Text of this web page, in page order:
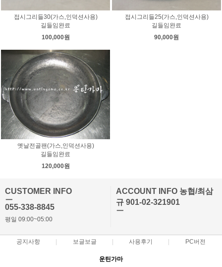
접시그리들30(가스,인덕션사용)
길들임완료
100,000원
접시그리들25(가스,인덕션사용)
길들임완료
90,000원
옛날전골팬(가스,인덕션사용)
길들임완료
120,000원
CUSTOMER INFO
ㅡ
055-338-8845
평일 09:00~05:00
ACCOUNT INFO 농협/최삼
규 901-02-321901
ㅡ
공지사항 보글보글 사용후기 PC버전
운틴가마